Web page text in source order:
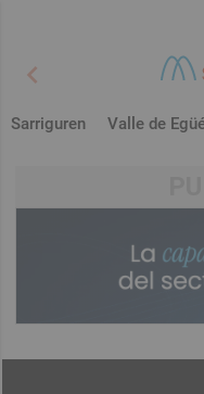
chevron_left
Sarriguren Valle de